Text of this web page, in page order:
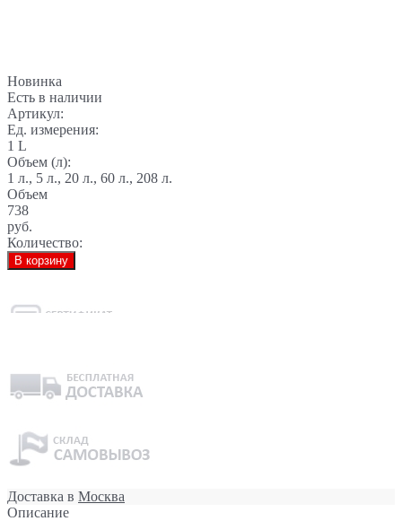
Новинка
Есть в наличии
Артикул:
Ед. измерения:
1 L
Объем (л):
1 л., 5 л., 20 л., 60 л., 208 л.
Объем
738
руб.
Количество:
В корзину
Доставка в Москва
Описание